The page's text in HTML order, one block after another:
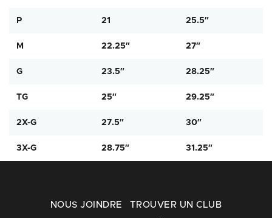
P 21 25.5″
M 22.25″ 27″
G 23.5″ 28.25″
TG 25″ 29.25″
2X-G 27.5″ 30″
3X-G 28.75″ 31.25″
NOUS JOINDRE TROUVER UN CLUB